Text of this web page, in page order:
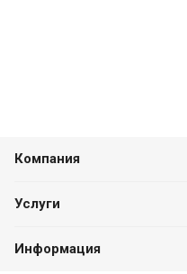
Компания
Услуги
Информация